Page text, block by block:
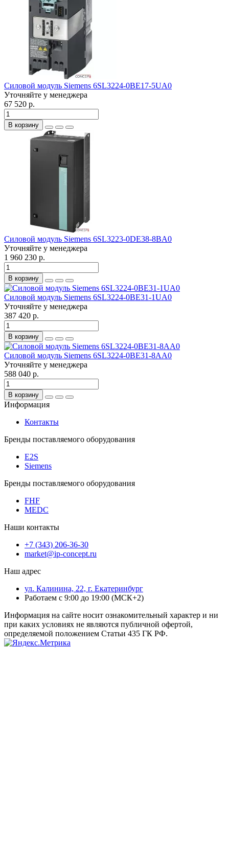
Силовой модуль Siemens 6SL3224-0BE17-5UA0
Уточняйте у менеджера
67 520 р.
В корзину
Силовой модуль Siemens 6SL3223-0DE38-8BA0
Уточняйте у менеджера
1 960 230 р.
В корзину
Силовой модуль Siemens 6SL3224-0BE31-1UA0
Уточняйте у менеджера
387 420 р.
В корзину
Силовой модуль Siemens 6SL3224-0BE31-8AA0
Уточняйте у менеджера
588 040 р.
В корзину
Информация
Контакты
Бренды поставляемого оборудования
E2S
Siemens
Бренды поставляемого оборудования
FHF
MEDC
Наши контакты
+7 (343) 206-36-30
market@ip-concept.ru
Наш адрес
ул. Калинина, 22, г. Екатеринбург
Работаем с 9:00 до 19:00 (МСК+2)
Информация на сайте носит ознакомительный характер и ни
при каких условиях не являются публичной офертой,
определяемой положением Статьи 435 ГК РФ.